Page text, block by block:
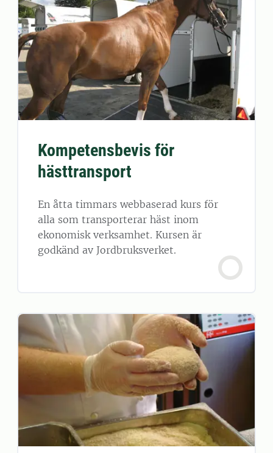
Kompetensbevis för
hästtransport
En åtta timmars webbaserad kurs för
alla som transporterar häst inom
ekonomisk verksamhet. Kursen är
godkänd av Jordbruksverket.